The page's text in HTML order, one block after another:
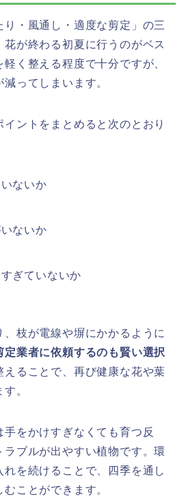
・風通し・適度な剪定」の三
が終わる初夏に行うのがベス
軽く整える程度で十分ですが、
ってしまいます。
ントをまとめると次のとおり
ないか
ないか
ぎていないか
、枝が電線や塀にかかるように
定業者に依頼するのも賢い選択
えることで、再び健康な花や葉
。
手をかけすぎなくても育つ反
ブルが出やすい植物です。環
を続けることで、四季を通し
ことができます。